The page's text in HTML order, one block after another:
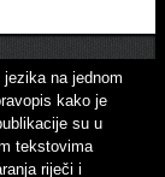
na jednom
kako je
su u
tekstovima
riječi i